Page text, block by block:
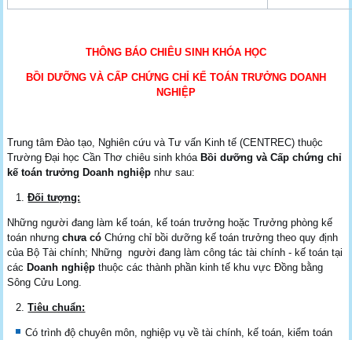
THÔNG BÁO CHIÊU SINH KHÓA HỌC
BỒI DƯỠNG VÀ CẤP CHỨNG CHỈ KẾ TOÁN TRƯỞNG DOANH
NGHIỆP
Trung tâm Đào tạo, Nghiên cứu và Tư vấn Kinh tế (CENTREC) thuộc
Trường Đại học Cần Thơ chiêu sinh khóa Bồi dưỡng và Cấp chứng chỉ
kế toán trưởng Doanh nghiệpnhư sau:
Đối tượng:
Những người đang làm kế toán, kế toán trưởng hoặc Trưởng phòng kế
toán nhưngchưa có Chứng chỉ bồi dưỡng kế toán trưởng theo quy định
của Bộ Tài chính; Những người đang làm công tác tài chính - kế toán tại
các Doanh nghiệpthuộc các thành phần kinh tế khu vực Đồng bằng
Sông Cửu Long.
Tiêu chuẩn:
Có trình độ chuyên môn, nghiệp vụ về tài chính, kế toán, kiểm toán